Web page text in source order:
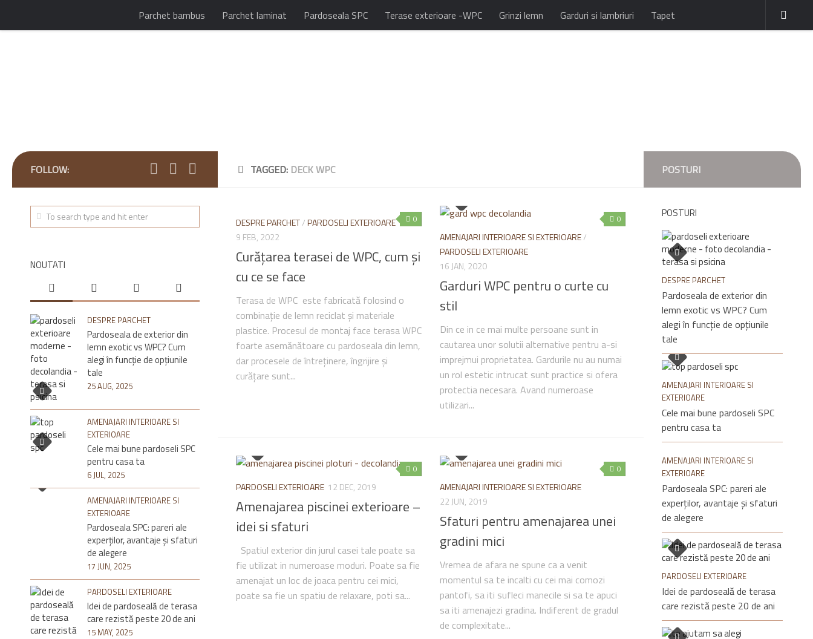
Parchet bambus Parchet laminat Pardoseala SPC Terase exterioare -WPC Grinzi lemn Garduri si lambriuri Tapet
TAGGED: DECK WPC
0
DESPRE PARCHET/PARDOSELI EXTERIOARE
9 FEB, 2022
Curățarea terasei de WPC, cum și
cu ce se face
Terasa de WPC este fabricată folosind o
combinație de lemn reciclat și materiale
plastice. Procesul de montaj face terasa WPC
foarte asemănătoare cu pardoseala din lemn,
dar procesele de întreținere, îngrijire și
curățare sunt...
0
AMENAJARI INTERIOARE SI EXTERIOARE/
PARDOSELI EXTERIOARE
16 JAN, 2020
Garduri WPC pentru o curte cu
stil
Din ce in ce mai multe persoane sunt in
cautarea unor solutii alternative pentru a-si
imprejmui proprietatea. Gardurile nu au numai
un rol estetic intrucat sunt practice si ofera
protectia necesara. Avand numeroase
utilizari...
0
PARDOSELI EXTERIOARE 12 DEC, 2019
Amenajarea piscinei exterioare –
idei si sfaturi
Spatiul exterior din jurul casei tale poate sa
fie utilizat in numeroase moduri. Poate sa fie
amenajat un loc de joaca pentru cei mici,
poate sa fie un spatiu de relaxare, poti sa...
0
AMENAJARI INTERIOARE SI EXTERIOARE
22 JUN, 2019
Sfaturi pentru amenajarea unei
gradini mici
Vremea de afara ne spune ca a venit
momentul sa te incalti cu cei mai comozi
pantofi, sa iti sufleci manecile si sa te apuci
sa iti amenajezi gradina. Indiferent de gradul
de complexitate...
FOLLOW:
NOUTATI
DESPRE PARCHET
Pardoseala de exterior din
lemn exotic vs WPC? Cum
alegi în funcție de opțiunile
tale
25 AUG, 2025
AMENAJARI INTERIOARE SI
EXTERIOARE
Cele mai bune pardoseli SPC
pentru casa ta
6 JUL, 2025
AMENAJARI INTERIOARE SI
EXTERIOARE
Pardoseala SPC: pareri ale
experților, avantaje și sfaturi
de alegere
17 JUN, 2025
PARDOSELI EXTERIOARE
Idei de pardoseală de terasa
care rezistă peste 20 de ani
15 MAY, 2025
POSTURI
POSTURI
DESPRE PARCHET
Pardoseala de exterior din
lemn exotic vs WPC? Cum
alegi în funcție de opțiunile
tale
AMENAJARI INTERIOARE SI
EXTERIOARE
Cele mai bune pardoseli SPC
pentru casa ta
AMENAJARI INTERIOARE SI
EXTERIOARE
Pardoseala SPC: pareri ale
experților, avantaje și sfaturi
de alegere
PARDOSELI EXTERIOARE
Idei de pardoseală de terasa
care rezistă peste 20 de ani